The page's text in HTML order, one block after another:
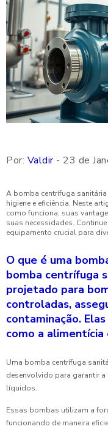
Por: Valdir- 23 de
A bomba centrífuga
higiene e eficiência. Neste
como funciona, suas
suas necessidades.
equipamento crucial para
O que é uma
bomba centrífuga
projetado para
controladas,
contaminação.
como a
Uma bomba centrífuga
desenvolvido para garantir a
líquidos.
Essas bombas utilizam a
funcionando de maneira